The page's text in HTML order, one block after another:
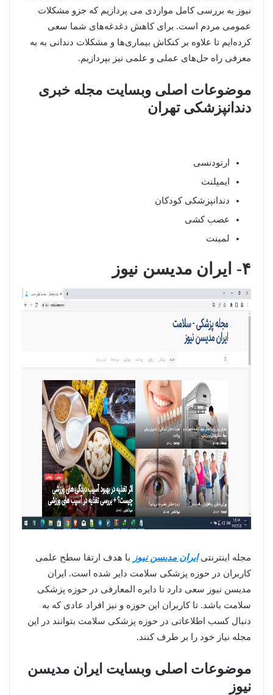
نیوز به بررسی کامل مواردی می پردازیم که جزو مشکلات
عمومی مردم است. برای کاهش دغدغه‌های شما سعی
کرده‌ایم تا علاوه بر کنکاش بیماری‌ها و مشکلات دندانی به به
معرفی راه حل‌های عملی و علمی نیز بپردازیم.
موضوعات اصلی وبسایت مجله خبری
دندانپزشکی تهران
ارتودنسی
ایمپلنت
دندانپزشکی کودکان
عصب کشی
لمینت
۴- ایران مدیسن نیوز
مجله اینترنتیایران مدیسن نیوز
با هدف ارتقا سطح علمی
کاربران در حوزه پزشکی سلامت دایر شده است. ایران
مدیسن نیوز سعی دارد تا دایره المعارفی در حوزه پزشکی
سلامت باشد. تا کاربران این حوزه و نیز افراد عادی که به
دنبال کسب اطلاعاتی در حوزه پزشکی سلامت بتوانند در این
مجله نیاز خود را بر طرف کنند.
موضوعات اصلی وبسایت ایران مدیسن
نیوز